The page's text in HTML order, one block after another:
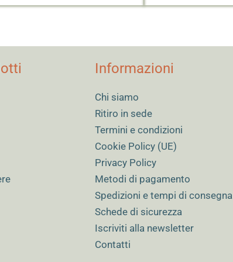
Informazioni
Chi siamo
Ritiro in sede
Termini e condizioni
Cookie Policy (UE)
Privacy Policy
Metodi di pagamento
Spedizioni e tempi di consegna
Schede di sicurezza
Iscriviti alla newsletter
Contatti